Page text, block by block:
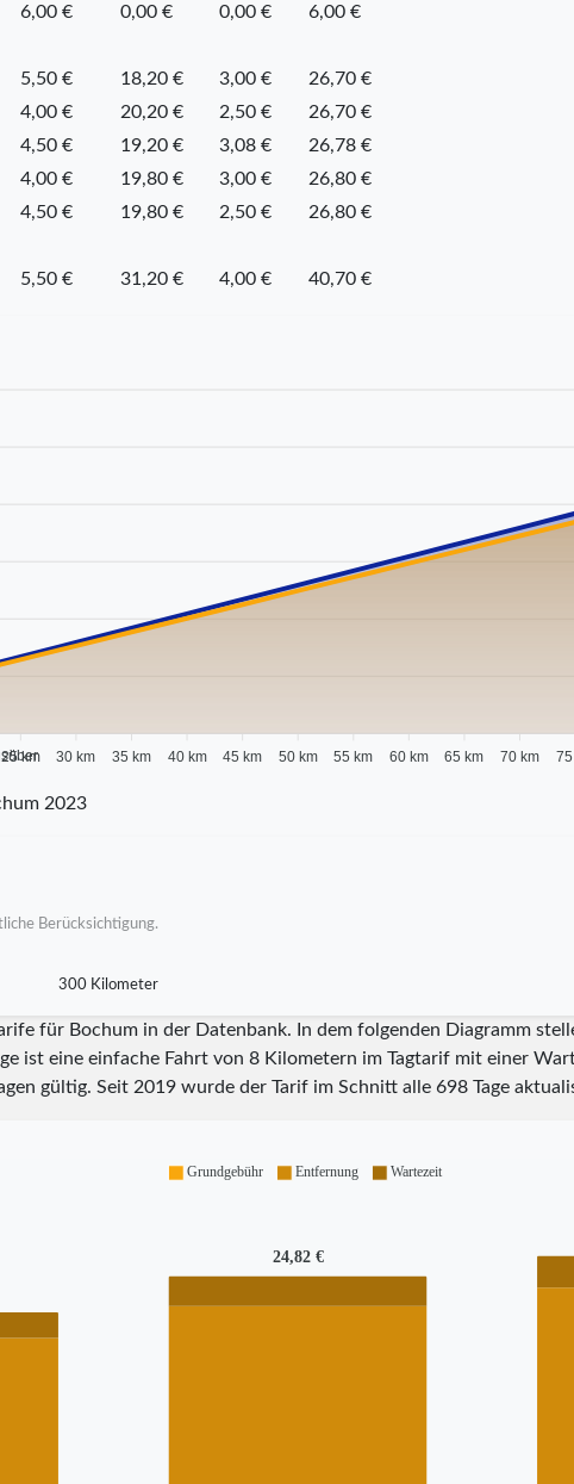
6,00 € 0,00 € 0,00 €
6,00 €
5,50 € 18,20 € 3,00 €
26,70 €
4,00 € 20,20 € 2,50 €
26,70 €
4,50 € 19,20 € 3,08 €
26,78 €
4,00 € 19,80 € 3,00 €
26,80 €
4,50 € 19,80 € 2,50 €
26,80 €
5,50 € 31,20 € 4,00 € 40,70 €
25 km 30 km 35 km 40 km 45 km 50 km 55 km 60 km 65 km 70 km
2023
Berücksichtigung.
300 Kilometer
für Bochum in der Datenbank. In dem folgenden Diagramm
ist eine einfache Fahrt von 8 Kilometern im Tagtarif mit einer
gültig. Seit 2019wurde der Tarif im Schnitt alle 698Tage
24,82 €
Grundgebühr Entfernung Wartezeit